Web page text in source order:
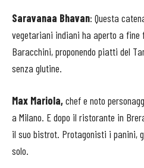
Saravanaa Bhavan: Questa
vegetariani indiani ha aperto a fine
Baracchini, proponendo piatti del
senza glutine. ​
Max Mariola,chef e noto
a Milano. E dopo il ristorante in
il suo bistrot. Protagonisti i panini,
solo.